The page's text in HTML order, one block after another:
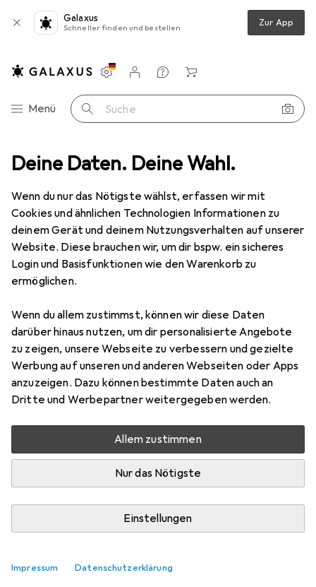
Deine Daten. Deine Wahl.
Wenn du nur das Nötigste wählst, erfassen wir mit
Cookies und ähnlichen Technologien Informationen zu
deinem Gerät und deinem Nutzungsverhalten auf unserer
Website. Diese brauchen wir, um dir bspw. ein sicheres
Login und Basisfunktionen wie den Warenkorb zu
ermöglichen.
Wenn du allem zustimmst, können wir diese Daten
darüber hinaus nutzen, um dir personalisierte Angebote
zu zeigen, unsere Webseite zu verbessern und gezielte
Werbung auf unseren und anderen Webseiten oder Apps
anzuzeigen. Dazu können bestimmte Daten auch an
Dritte und Werbepartner weitergegeben werden.
Allem zustimmen
Nur das Nötigste
Einstellungen
Impressum Datenschutzerklärung
Galaxus
Schneller finden und bestellen Zur App
Navigation nach Kategorien
Menü Suche
Einstellungen
Kundenkonto
Vergleichslisten
Merklisten
Warenkorb
Make-up Schminkpinsel Real Techniques Base Powder Brush
9 Bilder
MENGENRABATT
Real Techniques Base Powder Brush
Puder
Preis in EUR inkl. MwSt.
EUR
12,68
Schneller lieferbar
Bewertungen
Zwischen Do, 20.8. und Di, 25.8. geliefert
Mehr als 10 Stück an Lager beim Lieferanten